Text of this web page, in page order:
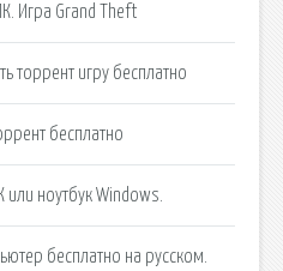
Игра Grand Theft
торрент игру бесплатно
бесплатно
или ноутбук Windows.
бесплатно на русском.